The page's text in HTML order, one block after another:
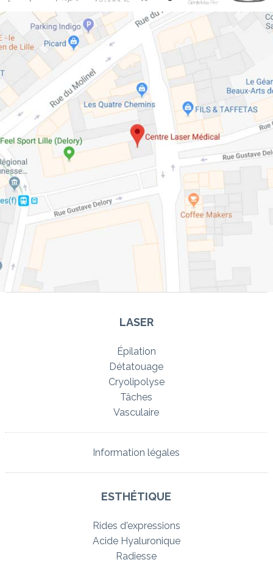
LASER
Épilation
Détatouage
Cryolipolyse
Tâches
Vasculaire
Information légales
ESTHÉTIQUE
Rides d'expressions
Acide Hyaluronique
Radiesse